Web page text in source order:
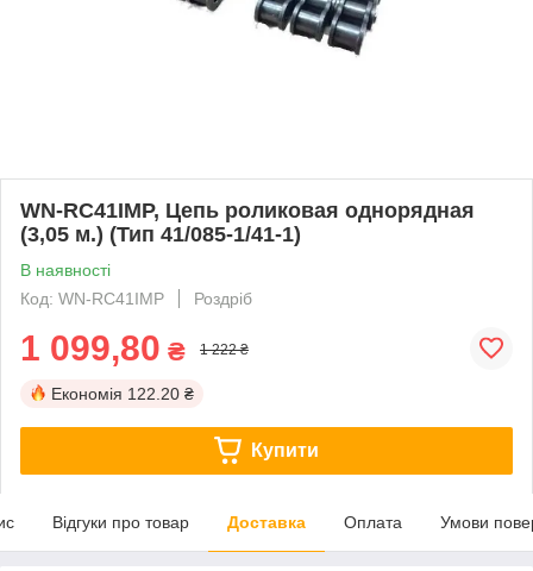
WN-RC41IMP, Цепь роликовая однорядная
(3,05 м.) (Тип 41/085-1/41-1)
В наявності
Код: WN-RC41IMP
Роздріб
1 099,80 ₴ 1 222 ₴
Економія 122.20 ₴
Купити
Відгуки про товар Доставка Оплата Умови